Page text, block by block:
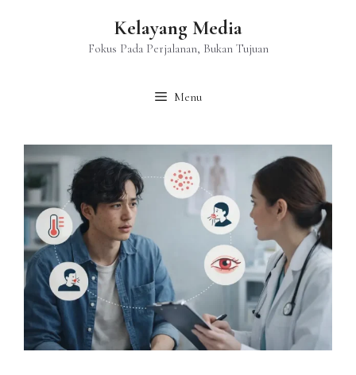
Kelayang Media
Fokus Pada Perjalanan, Bukan Tujuan
Menu